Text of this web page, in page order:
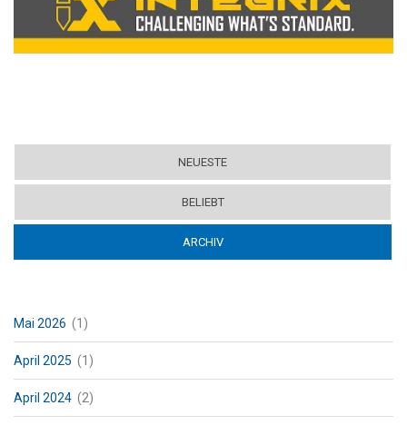
NEUESTE
BELIEBT
ARCHIV(ACTIVE TAB)
Mai 2026 (1)
April 2025 (1)
April 2024 (2)